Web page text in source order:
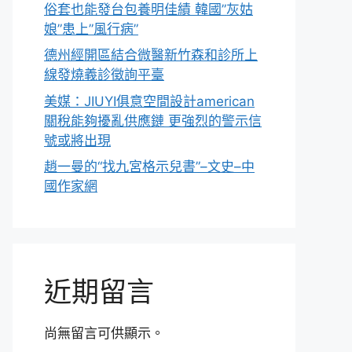
俗套也能發台包養明佳績 韓國”灰姑
娘”患上”風行病”
德州經開區結合微醫新竹森和診所上
線發燒義診徵詢平臺
美媒：JIUYI俱意空間設計american
關稅能夠擾亂供應鏈 更強烈的警示信
號或將出現
趙一曼的“找九宮格示兒書”–文史–中
國作家網
近期留言
尚無留言可供顯示。